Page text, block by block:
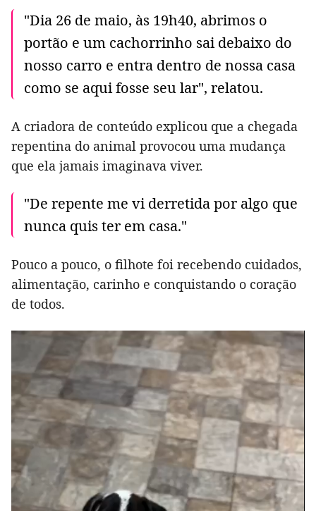
"Dia 26 de maio, às 19h40, abrimos o
portão e um cachorrinho sai debaixo do
nosso carro e entra dentro de nossa casa
como se aqui fosse seu lar", relatou.
A criadora de conteúdo explicou que a chegada
repentina do animal provocou uma mudança
que ela jamais imaginava viver.
"De repente me vi derretida por algo que
nunca quis ter em casa."
Pouco a pouco, o filhote foi recebendo cuidados,
alimentação, carinho e conquistando o coração
de todos.